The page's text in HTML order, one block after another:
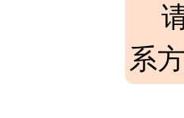
系